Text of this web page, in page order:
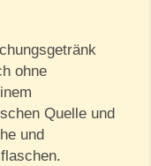
ohne
Quelle und
und